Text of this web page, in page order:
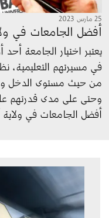
25 مارس 2023
أفضل الجامعات في
يعتبر اختيار الجامعة
في مسيرتهم التعليمية،
من حيث مستوى الدخل
وحتى على مدى قدرتهم
أفضل الجامعات في ولاية